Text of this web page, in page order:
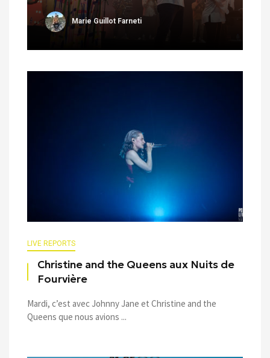
Marie Guillot Farneti
LIVE REPORTS
Christine and the Queens aux Nuits de
Fourvière
Mardi, c’est avec Johnny Jane et Christine and the
Queens que nous avions ...